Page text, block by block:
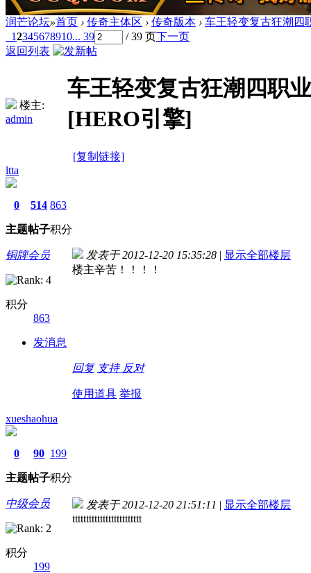
润芒论坛»首页 › 传奇主体区 › 传奇版本 › 车王轻变复古狂潮四
12345678910... 39 / 39 页下一页
返回列表
楼主:
admin
车王轻变复古狂潮四职
[HERO引擎]
[复制链接]
ltta
0
主题
514
帖子
863
积分
铜牌会员
积分
863
发消息
发表于 2012-12-20 15:35:28 | 显示全部楼层
楼主辛苦！！！！
回复 支持 反对
使用道具 举报
xueshaohua
0
主题
90
帖子
199
积分
中级会员
积分
199
发表于 2012-12-20 21:51:11 | 显示全部楼层
ttttttttttttttttttttttttt